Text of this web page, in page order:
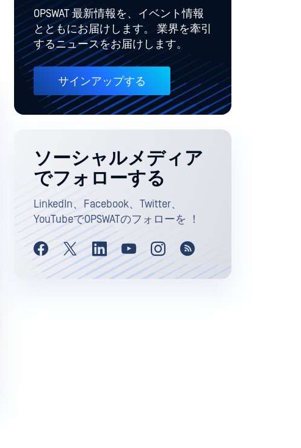
OPSWAT 最新情報を、イベント情報
とともにお届けします。 業界を牽引
するニュースをお届けします。
サインアップする
ソーシャルメディア
でフォローする
LinkedIn、Facebook、Twitter、
YouTubeでOPSWATのフォローを ！